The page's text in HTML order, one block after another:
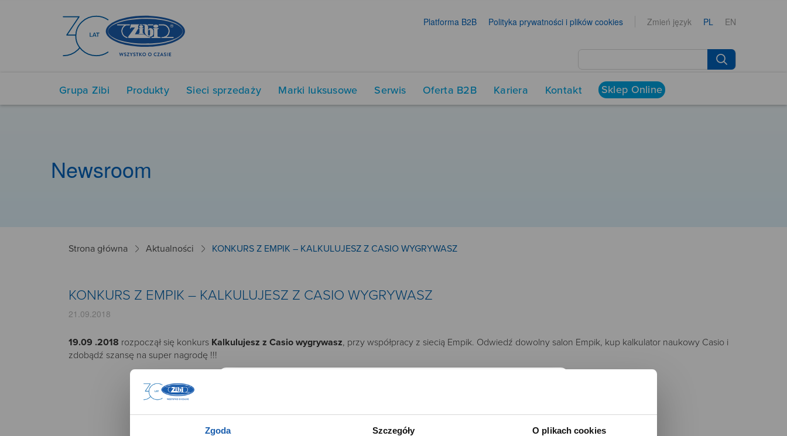
Zgoda Szczegóły O plikach cookies
Platforma B2B Polityka prywatności i plików cookies Zmień język PL EN
Grupa Zibi Produkty Sieci sprzedaży Marki luksusowe Serwis Oferta B2B Kariera Kontakt Sklep Online
Newsroom
Strona główna Aktualności KONKURS Z EMPIK – KALKULUJESZ Z CASIO WYGRYWASZ
KONKURS Z EMPIK – KALKULUJESZ Z CASIO WYGRYWASZ
21.09.2018
19.09 .2018 rozpoczął się konkurs Kalkulujesz z Casio wygrywasz, przy współpracy z siecią Empik. Odwiedź dowolny salon Empik, kup kalkulator naukowy Casio i
zdobądź szansę na super nagrodę !!!